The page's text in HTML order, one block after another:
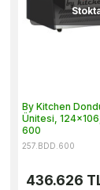
By Kitchen
Ünitesi,
600
257.BDD.600
436.626